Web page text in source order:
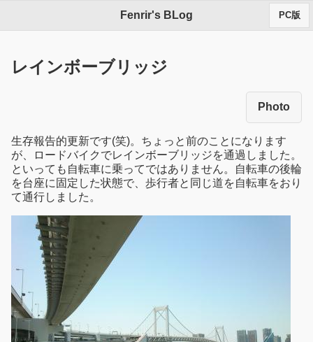
Fenrir's BLog PC版
レインボーブリッジ
Photo
生存報告的更新です(笑)。ちょっと前のことになります
が、ロードバイクでレインボーブリッジを通過しました。
といっても自転車に乗ってではありません。自転車の後輪
を台座に固定した状態で、歩行者と同じ道を自転車をおり
て通行しました。